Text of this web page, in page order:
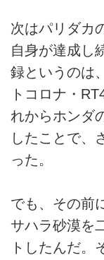
次はパリダカ
自身が達成し
録というのは
トコロナ・
れからホンダ
したことで、
った。
でも、その前
サハラ砂漠を
トしたんだ。